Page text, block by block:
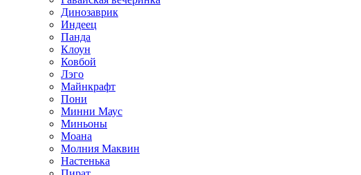
Динозаврик
Индеец
Панда
Клоун
Ковбой
Лэго
Майнкрафт
Пони
Минни Маус
Миньоны
Моана
Молния Маквин
Настенька